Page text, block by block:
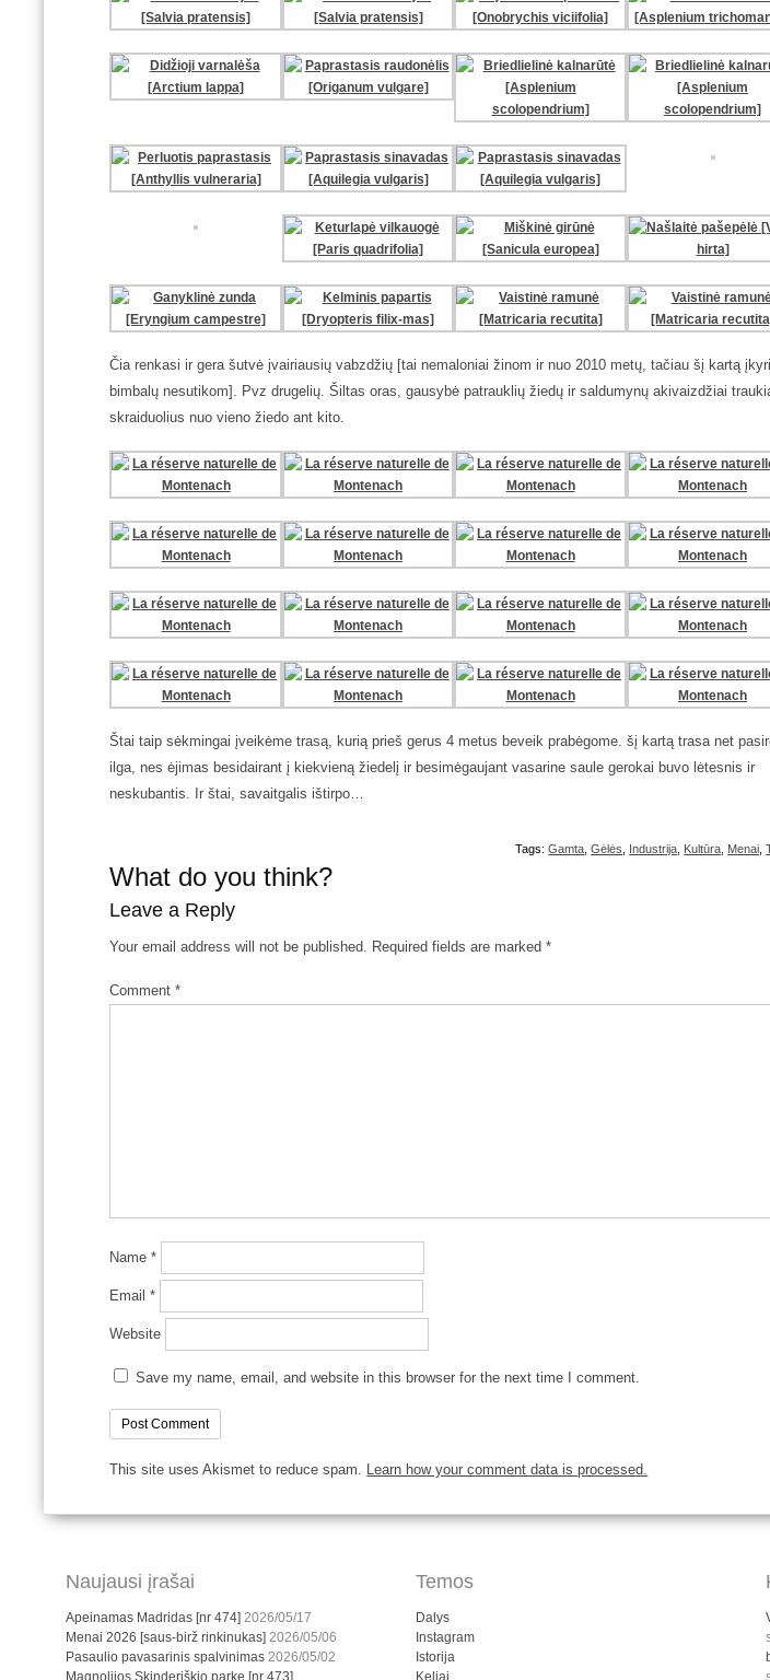
Čia renkasi ir gera šutvė įvairiausių vabzdžių [tai nemaloniai žinom ir nuo 2010 metų, tačiau šį kartą
bimbalų nesutikom]. Pvz drugelių. Šiltas oras, gausybė patrauklių žiedų ir saldumynų akivaizdžiai
skraiduolius nuo vieno žiedo ant kito.
Štai taip sėkmingai įveikėme trasą, kurią prieš gerus 4 metus beveik prabėgome. šį kartą trasa net
ilga, nes ėjimas besidairant į kiekvieną žiedelį ir besimėgaujant vasarine saule gerokai buvo lėtesnis ir
neskubantis. Ir štai, savaitgalis ištirpo…
Tags:Gamta ,Gėlės Industrija Kultūra Menai ,
What do you think?
Leave a Reply
Your email address will not be published. Required fields are marked*
Comment*
Name*
Email*
Website
Save my name, email, and website in this browser for the next time I comment.
This site uses Akismet to reduce spam. Learn how your comment data is processed.
Naujausi įrašai
Apeinamas Madridas [nr 474] 2026/05/17
Menai 2026 [saus-birž rinkinukas] 2026/05/06
Pasaulio pavasarinis spalvinimas 2026/05/02
Magnolijos Skinderiškio parke [nr 473]
Temos
Dalys
Instagram
Istorija
Keliai